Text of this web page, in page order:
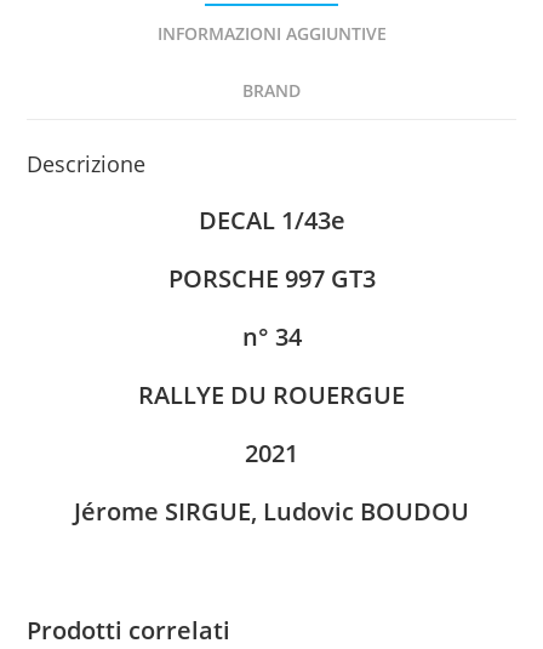
INFORMAZIONI AGGIUNTIVE
BRAND
Descrizione
DECAL 1/43e
PORSCHE 997 GT3
n° 34
RALLYE DU ROUERGUE
2021
Jérome SIRGUE, Ludovic BOUDOU
Prodotti correlati